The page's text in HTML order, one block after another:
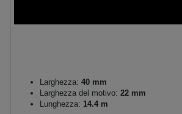
Larghezza: 40 mm
Larghezza del motivo: 22 mm
Lunghezza: 14.4 m